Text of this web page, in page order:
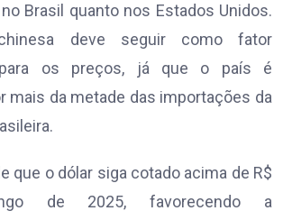
Brasil quanto nos Estados Unidos.
deve seguir como fator
para os preços, já que o país é
mais da metade das importações da
que o dólar siga cotado acima de R$
de 2025, favorecendo a